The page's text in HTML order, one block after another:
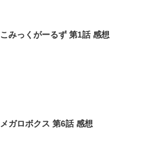
こみっくがーるず 第1話 感想
メガロボクス 第6話 感想